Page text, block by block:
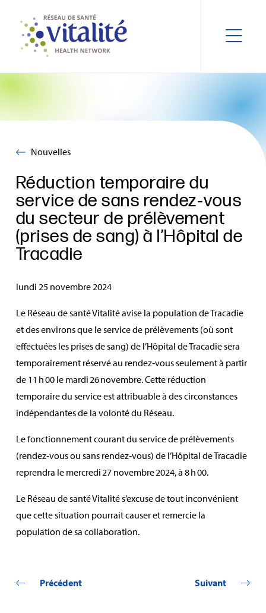
Nouvelles
Réduction temporaire du
service de sans rendez‑vous
du secteur de prélèvement
(prises de sang) à l’Hôpital de
Tracadie
lundi 25 novembre 2024
Le Réseau de santé Vitalité avise la population de Tracadie
et des environs que le service de prélèvements (où sont
effectuées les prises de sang) de l’Hôpital de Tracadie sera
temporairement réservé au rendez‑vous seulement à partir
de 11 h 00 le mardi 26 novembre. Cette réduction
temporaire du service est attribuable à des circonstances
indépendantes de la volonté du Réseau.
Le fonctionnement courant du service de prélèvements
(rendez‑vous ou sans rendez‑vous) de l’Hôpital de Tracadie
reprendra le mercredi 27 novembre 2024, à 8 h 00.
Le Réseau de santé Vitalité s’excuse de tout inconvénient
que cette situation pourrait causer et remercie la
population de sa collaboration.
Précédent Suivant